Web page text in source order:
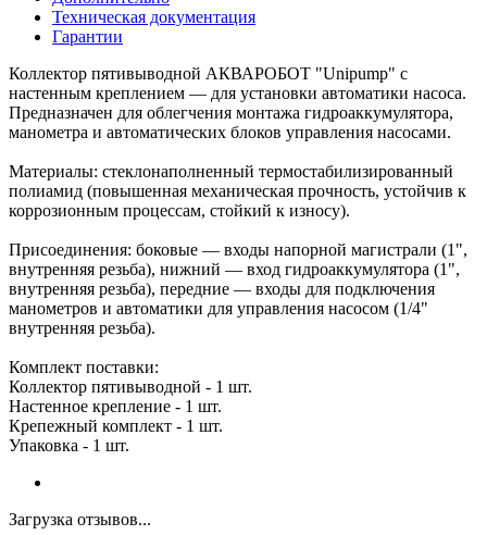
Техническая документация
Гарантии
Коллектор пятивыводной АКВАРОБОТ "Unipump" с
настенным креплением — для установки автоматики насоса.
Предназначен для облегчения монтажа гидроаккумулятора,
манометра и автоматических блоков управления насосами.
Материалы: стеклонаполненный термостабилизированный
полиамид (повышенная механическая прочность, устойчив к
коррозионным процессам, стойкий к износу).
Присоединения: боковые — входы напорной магистрали (1",
внутренняя резьба), нижний — вход гидроаккумулятора (1",
внутренняя резьба), передние — входы для подключения
манометров и автоматики для управления насосом (1/4"
внутренняя резьба).
Комплект поставки:
Коллектор пятивыводной - 1 шт.
Настенное крепление - 1 шт.
Крепежный комплект - 1 шт.
Упаковка - 1 шт.
Загрузка отзывов...